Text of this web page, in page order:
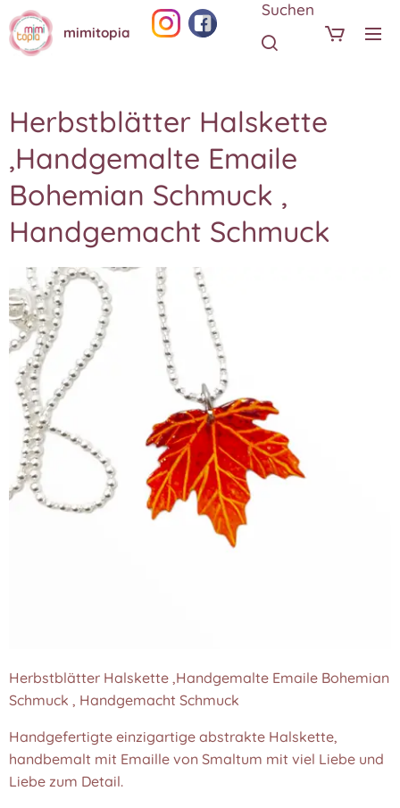
mimitopia
Suchen
Herbstblätter Halskette
,Handgemalte Emaile
Bohemian Schmuck ,
Handgemacht Schmuck
Herbstblätter Halskette ,Handgemalte Emaile Bohemian
Schmuck , Handgemacht Schmuck
Handgefertigte einzigartige abstrakte Halskette,
handbemalt mit Emaille von Smaltum mit viel Liebe und
Liebe zum Detail.